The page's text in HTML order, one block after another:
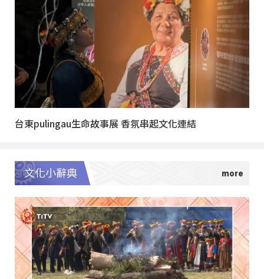
台東pulingau生命故事展 香氛串起文化連結
文化小辭典